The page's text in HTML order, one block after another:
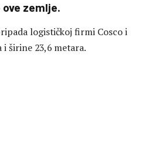
zemlje.
logističkoj firmi Cosco i
i širine 23,6 metara.